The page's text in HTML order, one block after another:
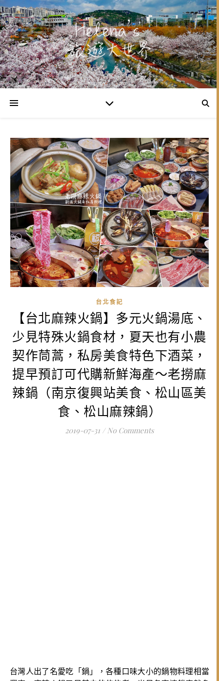
台北食記
【台北麻辣火鍋】多元火鍋湯底、
少見特殊火鍋食材，夏天也有小農
契作茼蒿，私房美食特色下酒菜，
提早預訂可代購新鮮海產～老撈麻
辣鍋（南京復興站美食、松山區美
食、松山麻辣鍋）
2019-07-31 / No Comments
台灣人出了名愛吃「鍋」，各種口味大小的鍋物料理相當